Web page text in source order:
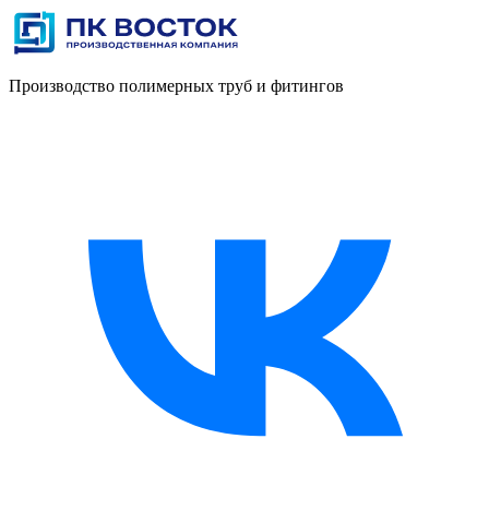
Производство полимерных труб и фитингов